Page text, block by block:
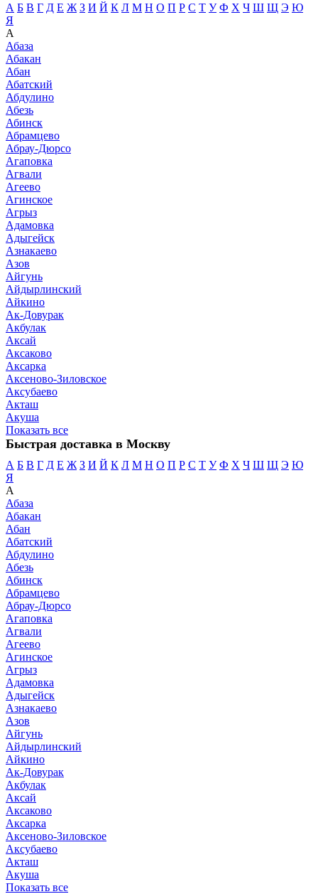
А Б В Г Д Е Ж З И Й К Л М Н О П Р С Т У Ф Х Ч Ш Щ Э Ю
Я
А
Абаза
Абакан
Абан
Абатский
Абдулино
Абезь
Абинск
Абрамцево
Абрау-Дюрсо
Агаповка
Агвали
Агеево
Агинское
Агрыз
Адамовка
Адыгейск
Азнакаево
Азов
Айгунь
Айдырлинский
Айкино
Ак-Довурак
Акбулак
Аксай
Аксаково
Аксарка
Аксеново-Зиловское
Аксубаево
Акташ
Акуша
Показать все
Быстрая доставка в Москву
А Б В Г Д Е Ж З И Й К Л М Н О П Р С Т У Ф Х Ч Ш Щ Э Ю
Я
А
Абаза
Абакан
Абан
Абатский
Абдулино
Абезь
Абинск
Абрамцево
Абрау-Дюрсо
Агаповка
Агвали
Агеево
Агинское
Агрыз
Адамовка
Адыгейск
Азнакаево
Азов
Айгунь
Айдырлинский
Айкино
Ак-Довурак
Акбулак
Аксай
Аксаково
Аксарка
Аксеново-Зиловское
Аксубаево
Акташ
Акуша
Показать все